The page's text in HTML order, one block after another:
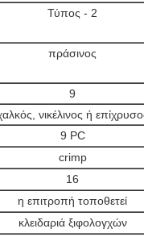
Τύπος - 2
πράσινος
9
νικέλινος ή
9 PC
crimp
16
η επιτροπή τοποθετεί
κλειδαριά ξιφολογχών